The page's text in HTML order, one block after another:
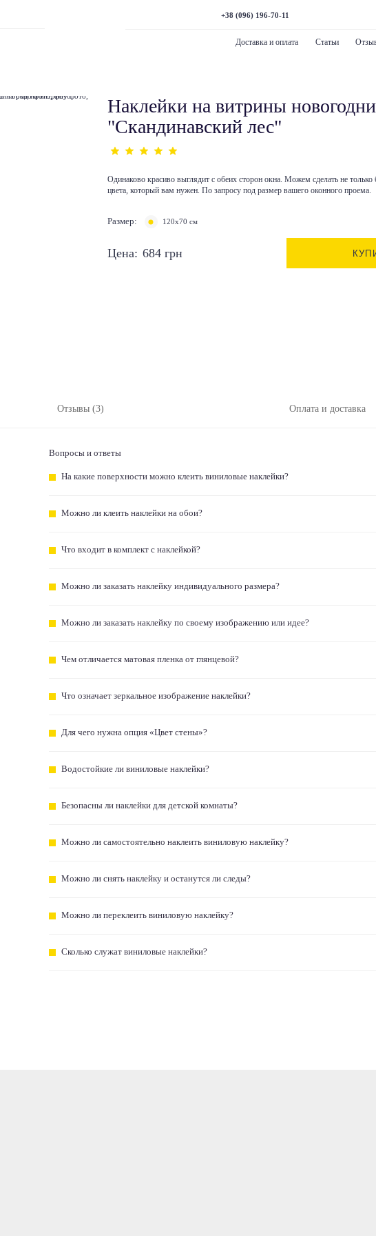
+38 (096) 196-70-11
Доставка и оплата Статьи
Наклейки на витрины
"Скандинавский лес"
Одинаково красиво выглядит с обеих сторон окна. Можем сделать не
цвета, который вам нужен. По запросу под размер вашего оконного проема.
Размер: 120х70 см
Цена: 684 грн
Отзывы (3) Оплата и доставка
Вопросы и ответы
На какие поверхности можно клеить виниловые наклейки?
Можно ли клеить наклейки на обои?
Что входит в комплект с наклейкой?
Можно ли заказать наклейку индивидуального размера?
Можно ли заказать наклейку по своему изображению или идее?
Чем отличается матовая пленка от глянцевой?
Что означает зеркальное изображение наклейки?
Для чего нужна опция «Цвет стены»?
Водостойкие ли виниловые наклейки?
Безопасны ли наклейки для детской комнаты?
Можно ли самостоятельно наклеить виниловую наклейку?
Можно ли снять наклейку и останутся ли следы?
Можно ли переклеить виниловую наклейку?
Сколько служат виниловые наклейки?